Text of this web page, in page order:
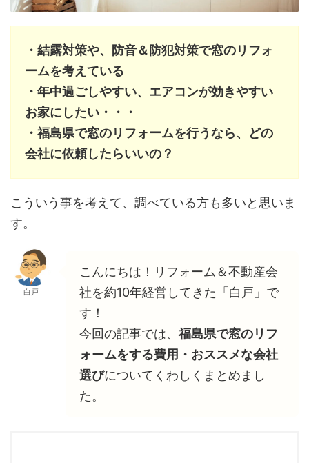
・結露対策や、防音＆防犯対策で窓のリフォ
ームを考えている
・年中過ごしやすい、エアコンが効きやすい
お家にしたい・・・
・福島県で窓のリフォームを行うなら、どの
会社に依頼したらいいの？
こういう事を考えて、調べている方も多いと思いま
す。
白戸
こんにちは！リフォーム＆不動産会
社を約10年経営してきた「白戸」で
す！
今回の記事では、 福島県で窓のリフ
ォームをする費用・おススメな会社
選びについてくわしくまとめまし
た。